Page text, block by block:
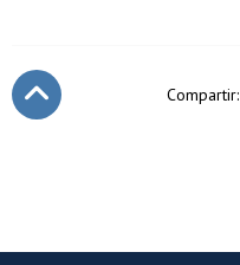
Compartir: